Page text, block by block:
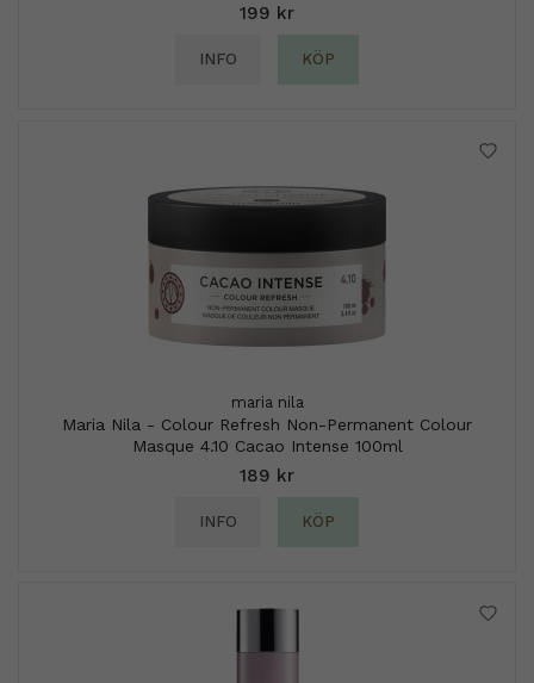
199 kr
INFO KÖP
maria nila
Maria Nila - Colour Refresh Non-Permanent Colour
Masque 4.10 Cacao Intense 100ml
189 kr
INFO KÖP